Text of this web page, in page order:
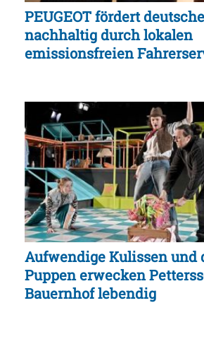
PEUGEOT fördert
nachhaltig durch lokalen
emissionsfreien
Aufwendige Kulissen und
Puppen erwecken
Bauernhof lebendig